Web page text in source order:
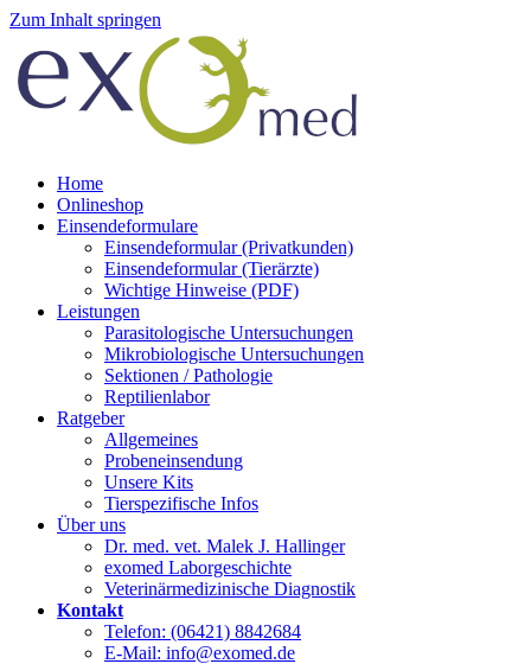
Zum Inhalt springen
Home
Onlineshop
Einsendeformulare
Einsendeformular (Privatkunden)
Einsendeformular (Tierärzte)
Wichtige Hinweise (PDF)
Leistungen
Parasitologische Untersuchungen
Mikrobiologische Untersuchungen
Sektionen / Pathologie
Reptilienlabor
Ratgeber
Allgemeines
Probeneinsendung
Unsere Kits
Tierspezifische Infos
Über uns
Dr. med. vet. Malek J. Hallinger
exomed Laborgeschichte
Veterinärmedizinische Diagnostik
Kontakt
Telefon: (06421) 8842684
E-Mail: info@exomed.de